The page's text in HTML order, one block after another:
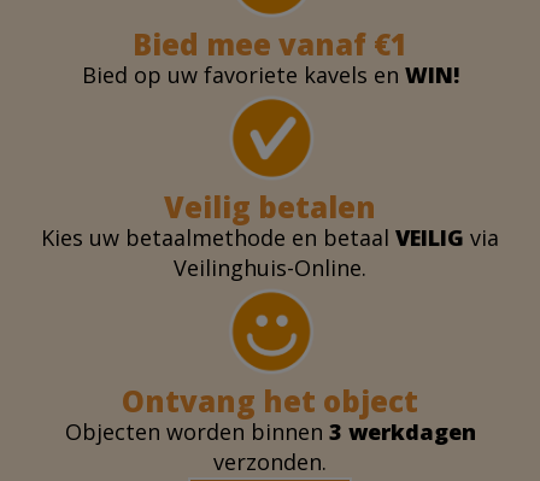
Bied mee vanaf €1
Bied op uw favoriete kavels en WIN!
Veilig betalen
Kies uw betaalmethode en betaal VEILIG via
Veilinghuis-Online.
Ontvang het object
Objecten worden binnen 3 werkdagen
verzonden.